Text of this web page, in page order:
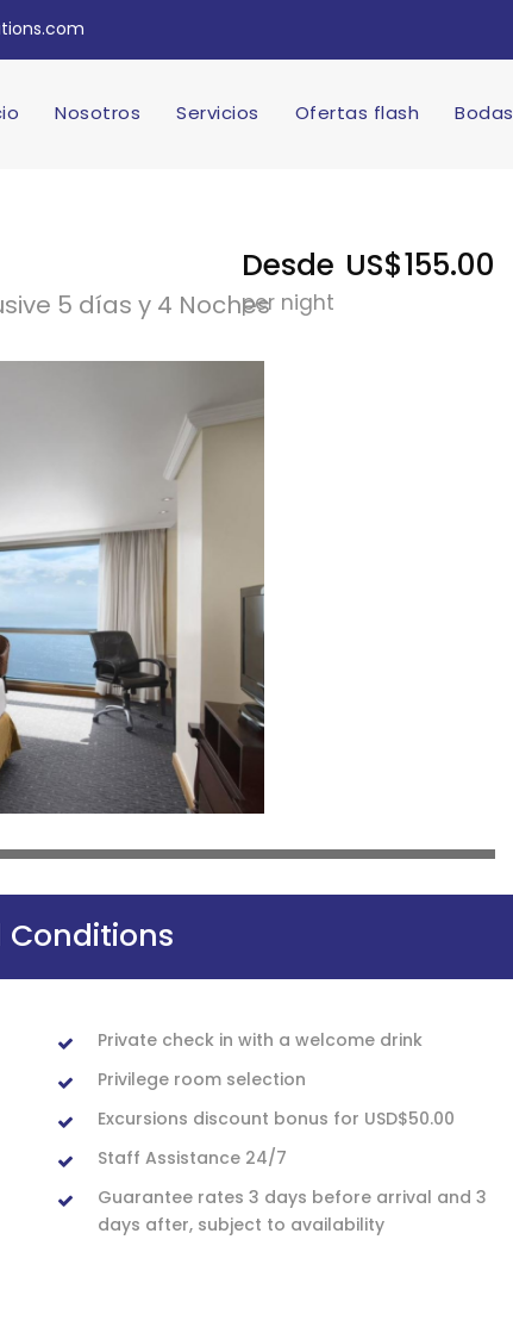
Nosotros Servicios Ofertas flash Bodas
Desde US$155.00
per night
5 días y 4 Noches
Conditions
Private check in with a welcome drink
Privilege room selection
Excursions discount bonus for USD$50.00
Staff Assistance 24/7
Guarantee rates 3 days before arrival and 3
days after, subject to availability